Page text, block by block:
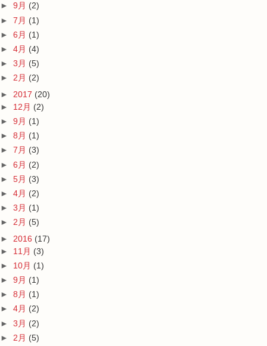
► 9月 (2)
► 7月 (1)
► 6月 (1)
► 4月 (4)
► 3月 (5)
► 2月 (2)
► 2017 (20)
► 12月 (2)
► 9月 (1)
► 8月 (1)
► 7月 (3)
► 6月 (2)
► 5月 (3)
► 4月 (2)
► 3月 (1)
► 2月 (5)
► 2016 (17)
► 11月 (3)
► 10月 (1)
► 9月 (1)
► 8月 (1)
► 4月 (2)
► 3月 (2)
► 2月 (5)